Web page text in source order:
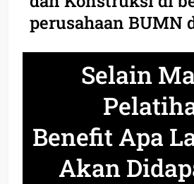
perusahaan BUMN
Selain
Benefit Apa
Akan